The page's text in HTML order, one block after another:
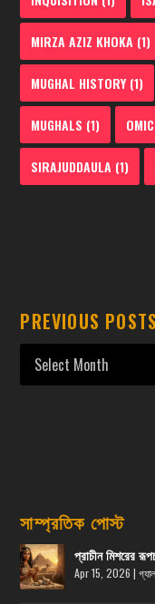
MIRZA AZIZ KHOKA (1)
MUGHAL HISTORY(1)
MUGHALS (1)
SIRAJUDDAULA (1)
PREVIOUS POSTS
সাম্প্রতিক পোস্ট
প্রাচীন মিশরের
Apr 15, 2026 |